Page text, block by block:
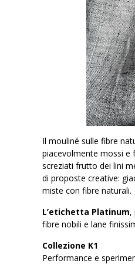
Il mouliné sulle fibre
piacevolmente mossi e
screziati frutto dei lini
di proposte creative:
miste con fibre naturali.
L’etichetta Platinum,
fibre nobili e lane
Collezione K1
Performance e